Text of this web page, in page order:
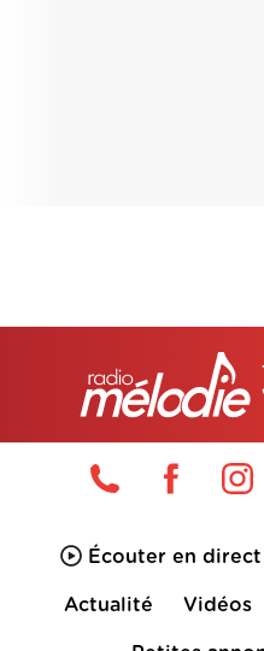
Écouter en direct
Actualité Vidéos